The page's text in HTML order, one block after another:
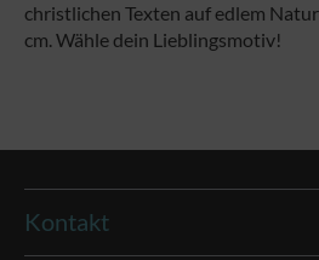
christlichen Texten auf edlem
cm. Wähle dein Lieblingsmotiv!
Kontakt